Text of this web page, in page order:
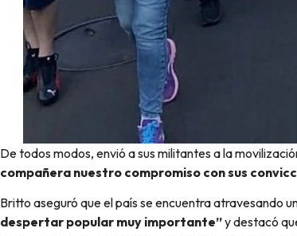
De todos modos, envió a sus militantes a la
compañera nuestro compromiso con sus
Britto aseguró que el país se encuentra atravesando
despertar popular muy importante”y destacó